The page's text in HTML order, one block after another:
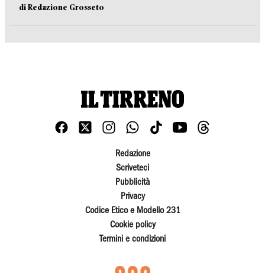
di Redazione Grosseto
Redazione
Scriveteci
Pubblicità
Privacy
Codice Etico e Modello 231
Cookie policy
Termini e condizioni